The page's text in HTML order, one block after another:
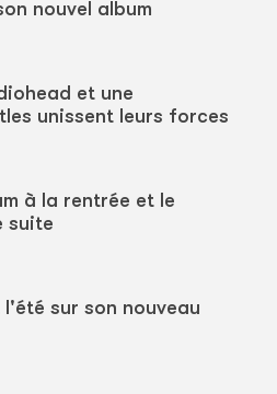
nouvel album
et une
unissent leurs forces
à la rentrée et le
suite
sur son nouveau